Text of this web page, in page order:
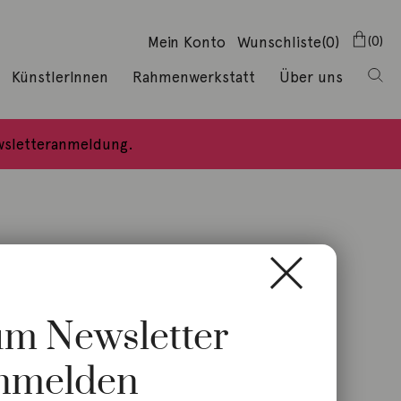
Mein Konto (0)
Wunschliste 0
KünstlerInnen Rahmenwerkstatt Über uns
Newsletter